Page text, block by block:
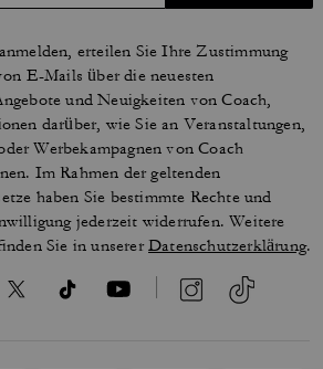
erteilen Sie Ihre Zustimmung
E-Mails über die neuesten
und Neuigkeiten von Coach,
darüber, wie Sie an Veranstaltungen,
Werbekampagnen von Coach
Im Rahmen der geltenden
haben Sie bestimmte Rechte und
jederzeit widerrufen. Weitere
Sie in unsererDatenschutzerklärung.